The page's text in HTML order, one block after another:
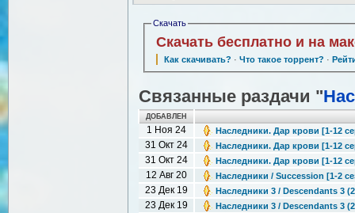
Скачать
Скачать бесплатно и на
Как скачивать? · Что такое торрент? ·
Связанные раздачи "
ДОБАВЛЕН
1 Ноя 24 Наследники. Дар крови [1-12
31 Окт 24 Наследники. Дар крови [1-12
31 Окт 24 Наследники. Дар крови [1-12
12 Авг 20 Наследники / Succession [1-2
23 Дек 19 Наследники 3 / Descendants 3
23 Дек 19 Наследники 3 / Descendants 3